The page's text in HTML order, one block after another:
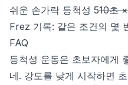
쉬운 손가락 등척성 510초
Frez 기록: 같은 조건의 몇
FAQ
등척성 운동은 초보자에게
네. 강도를 낮게 시작하면